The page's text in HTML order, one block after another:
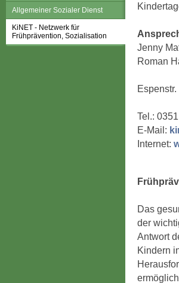
Allgemeiner Sozialer Dienst
KiNET - Netzwerk für
Frühprävention, Sozialisation
Jenny
Roman
Tel.:
E-Mail:
Internet:
Das
der
Antwort
Kindern